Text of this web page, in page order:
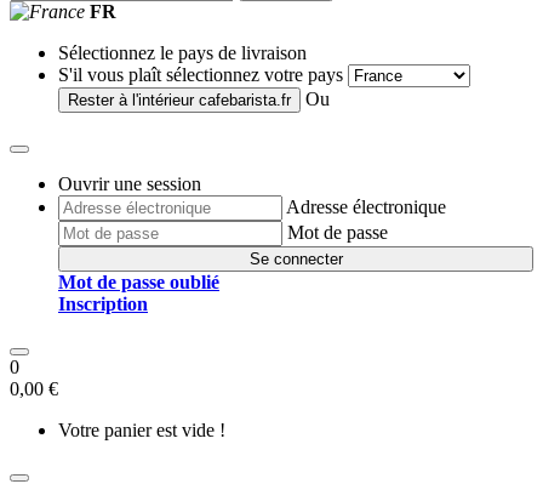
FR
Sélectionnez le pays de livraison
S'il vous plaît sélectionnez votre pays
Rester à l'intérieur cafebarista.fr Ou
Ouvrir une session
Adresse électronique
Mot de passe
Se connecter
Mot de passe oublié
Inscription
0
0,00 €
Votre panier est vide !